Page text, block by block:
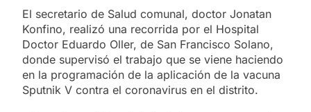
El secretario de Salud comunal, doctor Jonatan
Konfino, realizó una recorrida por el Hospital
Doctor Eduardo Oller, de San Francisco Solano,
donde supervisó el trabajo que se viene haciendo
en la programación de la aplicación de la vacuna
Sputnik V contra el coronavirus en el distrito.